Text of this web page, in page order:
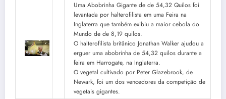
Uma Abobrinha Gigante de de 54,32 Quilos foi
levantada por halterofilista em uma Feira na
Inglaterra que também exibiu a maior cebola do
Mundo de de 8,19 quilos.
O halterofilista britânico Jonathan Walker ajudou a
erguer uma abobrinha de 54,32 quilos durante a
feira em Harrogate, na Inglaterra.
O vegetal cultivado por Peter Glazebrook, de
Newark, foi um dos vencedores da competição de
vegetais gigantes.